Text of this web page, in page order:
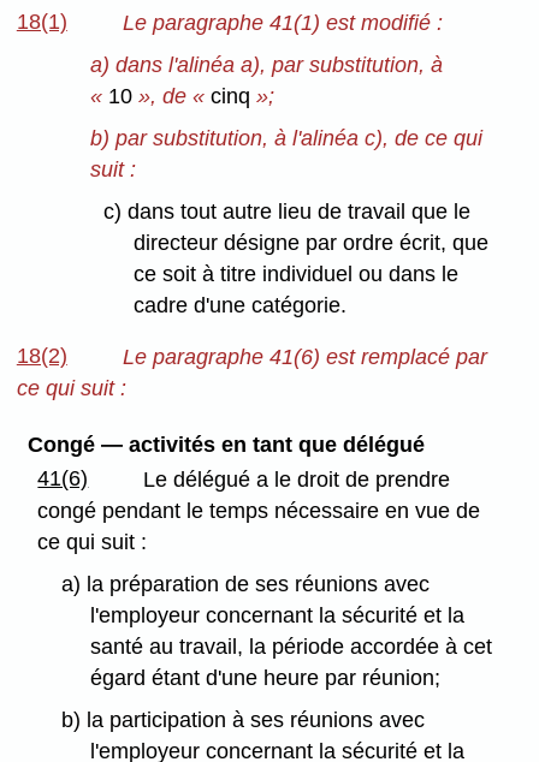
18(1)
Le paragraphe 41(1) est modifié :
a) dans l'alinéa a), par substitution, à
« 10», de « cinq»;
b) par substitution, à l'alinéa c), de ce qui
suit :
c) dans tout autre lieu de travail que le
directeur désigne par ordre écrit, que
ce soit à titre individuel ou dans le
cadre d'une catégorie.
18(2)
Le paragraphe 41(6) est remplacé par
ce qui suit :
Congé — activités en tant que délégué
41(6)
Le délégué a le droit de prendre
congé pendant le temps nécessaire en vue de
ce qui suit :
a) la préparation de ses réunions avec
l'employeur concernant la sécurité et la
santé au travail, la période accordée à cet
égard étant d'une heure par réunion;
b) la participation à ses réunions avec
l'employeur concernant la sécurité et la